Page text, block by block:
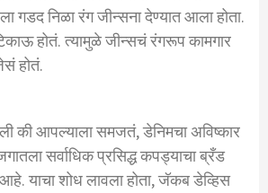
गडद निळा रंग जीन्सना देण्यात आला होता.
होतं. त्यामुळे जीन्सचं रंगरूप कामगार
होतं.
की आपल्याला समजतं, डेनिमचा अविष्कार
सर्वाधिक प्रसिद्ध कपड्याचा ब्रँड
याचा शोध लावला होता, जॅकब डेव्हिस